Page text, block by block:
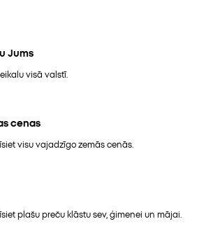
Jums
visā valstī.
cenas
visu vajadzīgo zemās cenās.
plašu preču klāstu sev, ģimenei un mājai.